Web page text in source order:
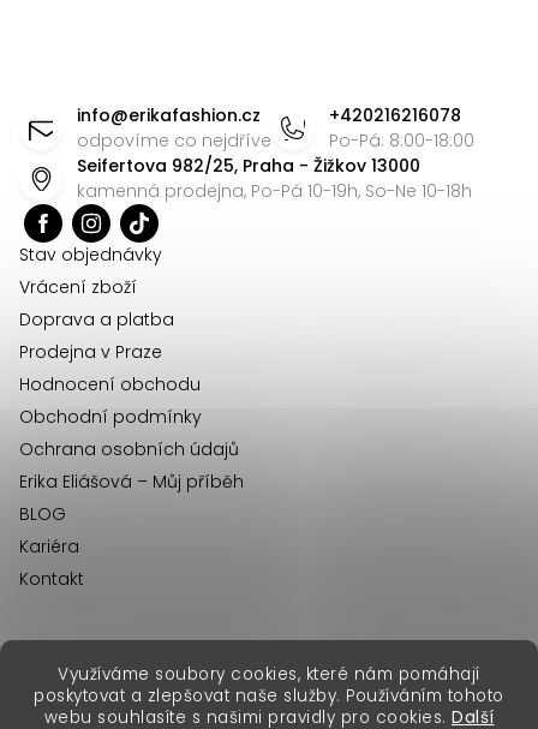
Využíváme soubory cookies, které nám pomáhají
poskytovat a zlepšovat naše služby. Používáním tohoto
webu souhlasíte s našimi pravidly pro cookies. Další
info@erikafashion.cz
odpovíme co nejdříve
+420216216078
Po-Pá: 8:00-18:00
Seifertova 982/25, Praha - Žižkov 13000
kamenná prodejna, Po-Pá 10-19h, So-Ne 10-18h
Stav objednávky
Vrácení zboží
Doprava a platba
Prodejna v Praze
Hodnocení obchodu
Obchodní podmínky
Ochrana osobních údajů
Erika Eliášová – Můj příběh
BLOG
Kariéra
Kontakt
Copyright 2026Erika Fashion. Všechna práva vyhrazena.
erikafashion.sk